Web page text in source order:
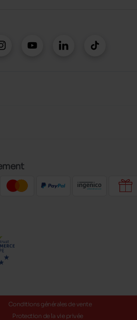
Conditions générales de vente
Protection de la vie privée